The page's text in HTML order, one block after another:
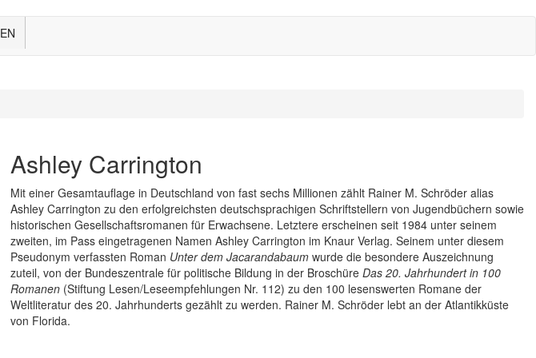
EN
Ashley Carrington
Mit einer Gesamtauflage in Deutschland von fast sechs Millionen zählt Rainer M. Schröder alias
Ashley Carrington zu den erfolgreichsten deutschsprachigen Schriftstellern von Jugendbüchern sowie
historischen Gesellschaftsromanen für Erwachsene. Letztere erscheinen seit 1984 unter seinem
zweiten, im Pass eingetragenen Namen Ashley Carrington im Knaur Verlag. Seinem unter diesem
Pseudonym verfassten Roman Unter dem Jacarandabaum wurde die besondere Auszeichnung
zuteil, von der Bundeszentrale für politische Bildung in der Broschüre Das 20. Jahrhundert in 100
Romanen (Stiftung Lesen/Leseempfehlungen Nr. 112) zu den 100 lesenswerten Romane der
Weltliteratur des 20. Jahrhunderts gezählt zu werden. Rainer M. Schröder lebt an der Atlantikküste
von Florida.